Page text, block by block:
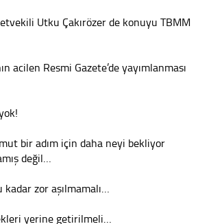
Utku Çakırözer de konuyu TBMM
acilen Resmi Gazete’de yayımlanması
bir adım için daha neyi bekliyor
değil…
zor aşılmamalı…
yerine getirilmeli…